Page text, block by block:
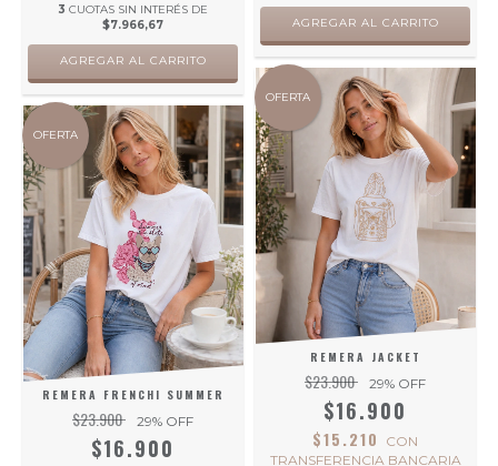
3 CUOTAS SIN INTERÉS DE
$7.966,67
AGREGAR AL CARRITO
AGREGAR AL CARRITO
OFERTA
REMERA FRENCHI SUMMER
$23.900 29% OFF
$16.900
OFERTA
REMERA JACKET
$23.900 29% OFF
$16.900
$15.210
CON
TRANSFERENCIA BANCARIA